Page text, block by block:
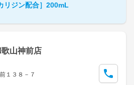
リジン配合］200mL
山神前店
１３８－７